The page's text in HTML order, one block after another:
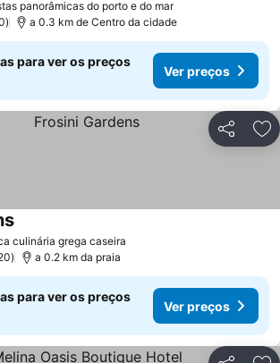
panorâmicas do porto e do mar
a 0.3 km de Centro da cidade
para ver os preços
Ver preços
Partilhar
culinária grega caseira
a 0.2 km da praia
para ver os preços
Ver preços